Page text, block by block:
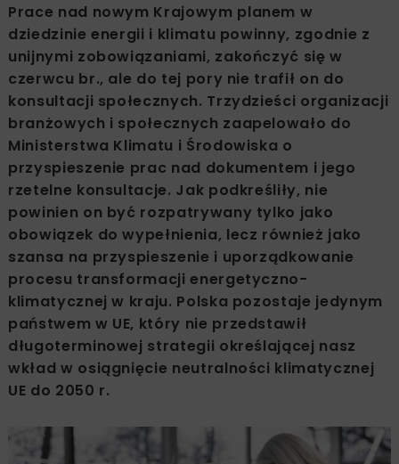
Prace nad nowym Krajowym planem w
dziedzinie energii i klimatu powinny, zgodnie z
unijnymi zobowiązaniami, zakończyć się w
czerwcu br., ale do tej pory nie trafił on do
konsultacji społecznych. Trzydzieści organizacji
branżowych i społecznych zaapelowało do
Ministerstwa Klimatu i Środowiska o
przyspieszenie prac nad dokumentem i jego
rzetelne konsultacje. Jak podkreśliły, nie
powinien on być rozpatrywany tylko jako
obowiązek do wypełnienia, lecz również jako
szansa na przyspieszenie i uporządkowanie
procesu transformacji energetyczno-
klimatycznej w kraju. Polska pozostaje jedynym
państwem w UE, który nie przedstawił
długoterminowej strategii określającej nasz
wkład w osiągnięcie neutralności klimatycznej
UE do 2050 r.